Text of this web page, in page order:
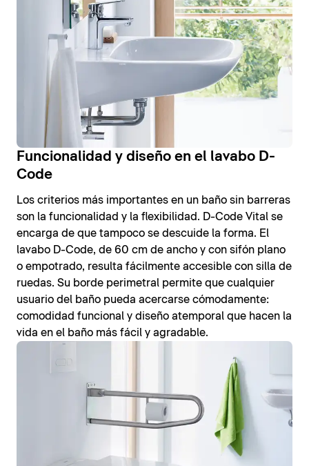
Funcionalidad y diseño en el lavabo D-
Code
Los criterios más importantes en un baño sin barreras
son la funcionalidad y la flexibilidad. D-Code Vital se
encarga de que tampoco se descuide la forma. El
lavabo D-Code, de 60 cm de ancho y con sifón plano
o empotrado, resulta fácilmente accesible con silla de
ruedas. Su borde perimetral permite que cualquier
usuario del baño pueda acercarse cómodamente:
comodidad funcional y diseño atemporal que hacen la
vida en el baño más fácil y agradable.